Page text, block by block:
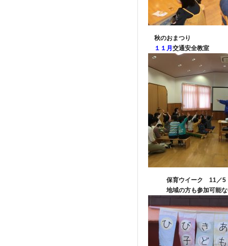
秋のおまつり
１１月 交通安全教室
保育ウイーク 11／5
地域の方も参加可能な